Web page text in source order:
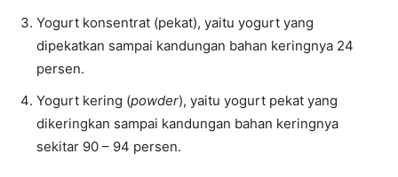
Yogurt konsentrat (pekat), yaitu yogurt yang
dipekatkan sampai kandungan bahan keringnya 24
persen.
Yogurt kering (powder), yaitu yogurt pekat yang
dikeringkan sampai kandungan bahan keringnya
sekitar 90 – 94 persen.